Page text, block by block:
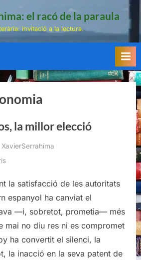
el racó de la paraula
invitació a la lectura.
la millor elecció
By
XavierSerrahima
a
de
Guindos,
millor
elecció
la satisfacció de les autoritats
espanyol ha canviat el
—i, sobretot, prometia— més
mai no diu res ni es compromet
ha convertit el silenci, la
la inacció en la seva patent de